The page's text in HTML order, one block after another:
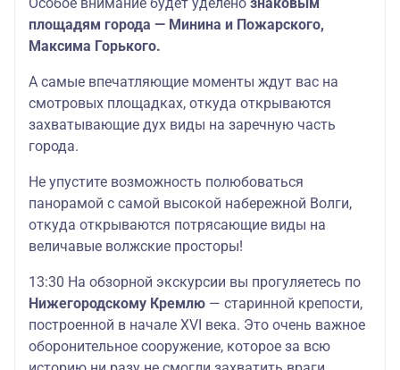
площадям города — Минина и Пожарского,
Максима Горького.
А самые впечатляющие моменты ждут вас на
смотровых площадках, откуда открываются
захватывающие дух виды на заречную часть
города.
Не упустите возможность полюбоваться
панорамой с самой высокой набережной Волги,
откуда открываются потрясающие виды на
величавые волжские просторы!
13:30 На обзорной экскурсии вы прогуляетесь по
Нижегородскому Кремлю — старинной крепости,
построенной в начале XVI века. Это очень важное
оборонительное сооружение, которое за всю